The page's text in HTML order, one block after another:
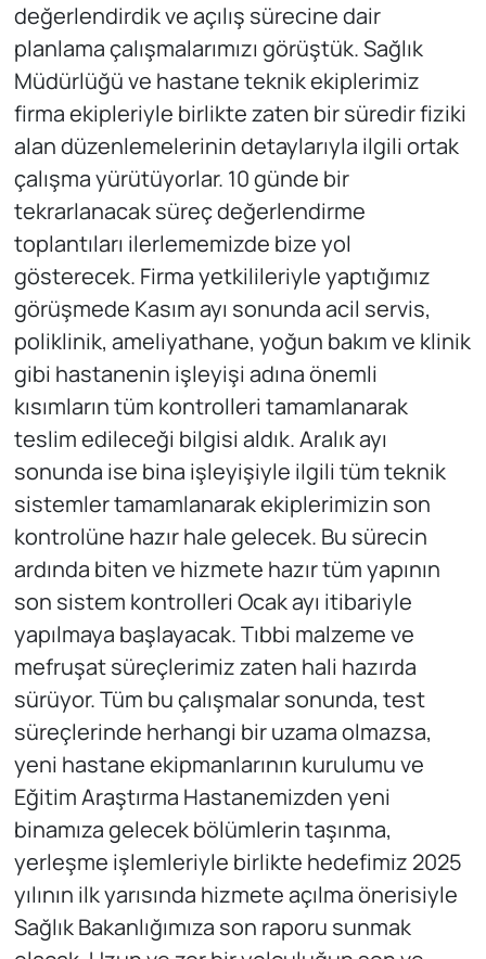
değerlendirdik ve açılış sürecine dair
planlama çalışmalarımızı görüştük. Sağlık
Müdürlüğü ve hastane teknik ekiplerimiz
firma ekipleriyle birlikte zaten bir süredir fiziki
alan düzenlemelerinin detaylarıyla ilgili ortak
çalışma yürütüyorlar. 10 günde bir
tekrarlanacak süreç değerlendirme
toplantıları ilerlememizde bize yol
gösterecek. Firma yetkilileriyle yaptığımız
görüşmede Kasım ayı sonunda acil servis,
poliklinik, ameliyathane, yoğun bakım ve klinik
gibi hastanenin işleyişi adına önemli
kısımların tüm kontrolleri tamamlanarak
teslim edileceği bilgisi aldık. Aralık ayı
sonunda ise bina işleyişiyle ilgili tüm teknik
sistemler tamamlanarak ekiplerimizin son
kontrolüne hazır hale gelecek. Bu sürecin
ardında biten ve hizmete hazır tüm yapının
son sistem kontrolleri Ocak ayı itibariyle
yapılmaya başlayacak. Tıbbi malzeme ve
mefruşat süreçlerimiz zaten hali hazırda
sürüyor. Tüm bu çalışmalar sonunda, test
süreçlerinde herhangi bir uzama olmazsa,
yeni hastane ekipmanlarının kurulumu ve
Eğitim Araştırma Hastanemizden yeni
binamıza gelecek bölümlerin taşınma,
yerleşme işlemleriyle birlikte hedefimiz 2025
yılının ilk yarısında hizmete açılma önerisiyle
Sağlık Bakanlığımıza son raporu sunmak